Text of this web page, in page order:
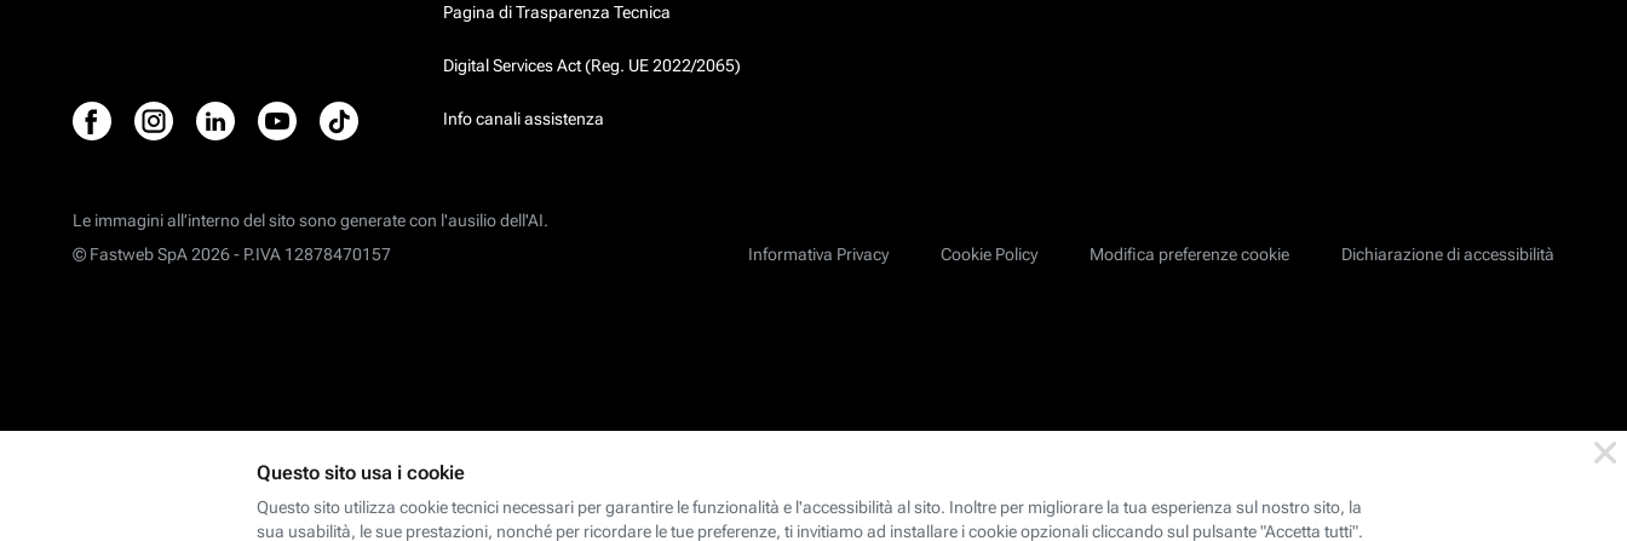
Pagina di Trasparenza Tecnica
Digital Services Act (Reg. UE 2022/2065)
Info canali assistenza
Le immagini all’interno del sito sono generate con l'ausilio dell'AI.
Informativa Privacy
Cookie Policy Modifica preferenze cookie Dichiarazione di accessibilità
© Fastweb SpA 2026 - P.IVA 12878470157